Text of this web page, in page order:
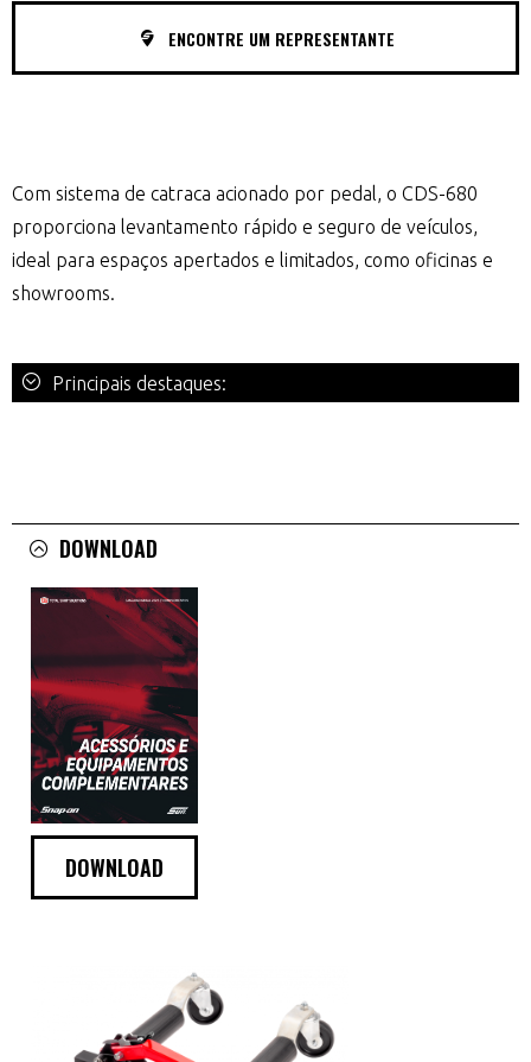
ENCONTRE UM REPRESENTANTE
Com sistema de catraca acionado por pedal, o CDS-680
proporciona levantamento rápido e seguro de veículos,
ideal para espaços apertados e limitados, como oficinas e
showrooms.
Principais destaques:
DOWNLOAD
DOWNLOAD